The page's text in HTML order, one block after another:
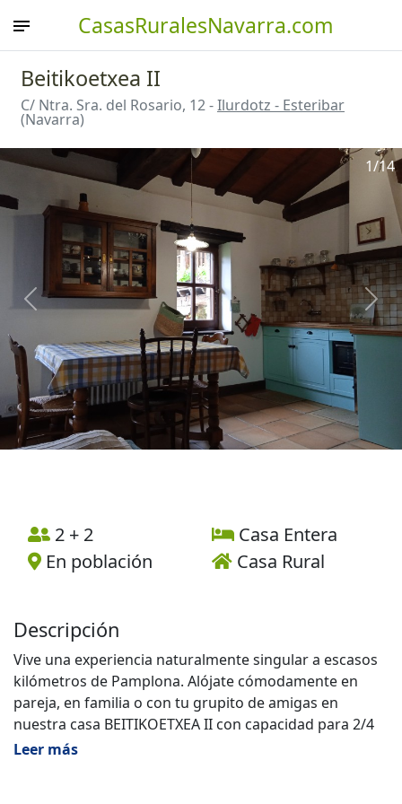
CasasRuralesNavarra.com
Beitikoetxea II
C/ Ntra. Sra. del Rosario, 12 -Ilurdotz - Esteribar
(Navarra)
Anterior
1/14
2 + 2
Casa Entera
En población
Casa Rural
Descripción
Vive una experiencia naturalmente singular a escasos
kilómetros de Pamplona. Alójate cómodamente en
pareja, en familia o con tu grupito de amigas en
nuestra casa BEITIKOETXEA II con capacidad para 2/4
personas.
Leer más